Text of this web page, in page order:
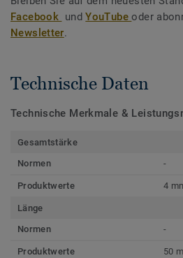
Facebook undYouTubeoder
Newsletter.
Technische Daten
Technische Merkmale &
Gesamtstärke
Normen
-
Produktwerte 4
Länge
Normen
-
Produktwerte 50 m